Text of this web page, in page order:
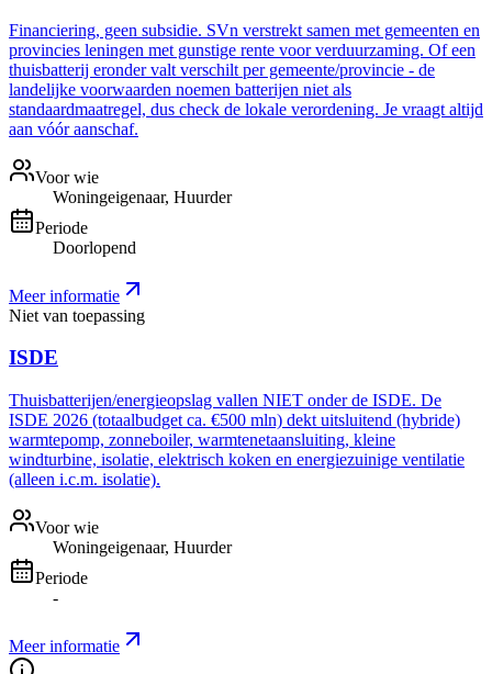
Financiering, geen subsidie. SVn verstrekt samen met gemeenten en
provincies leningen met gunstige rente voor verduurzaming. Of een
thuisbatterij eronder valt verschilt per gemeente/provincie - de
landelijke voorwaarden noemen batterijen niet als
standaardmaatregel, dus check de lokale verordening. Je vraagt altijd
aan vóór aanschaf.
Voor wie
Woningeigenaar, Huurder
Periode
Doorlopend
Meer informatie
Niet van toepassing
ISDE
Thuisbatterijen/energieopslag vallen NIET onder de ISDE. De
ISDE 2026 (totaalbudget ca. €500 mln) dekt uitsluitend (hybride)
warmtepomp, zonneboiler, warmtenetaansluiting, kleine
windturbine, isolatie, elektrisch koken en energiezuinige ventilatie
(alleen i.c.m. isolatie).
Voor wie
Woningeigenaar, Huurder
Periode
-
Meer informatie